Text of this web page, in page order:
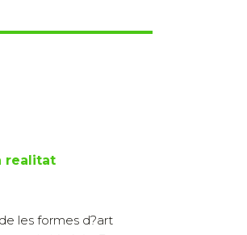
realitat
les formes d?art